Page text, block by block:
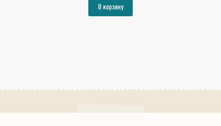
составляла
91949₽.
В корзину